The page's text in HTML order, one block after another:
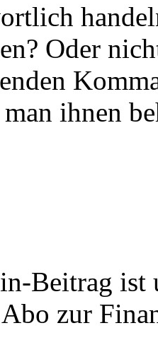
Oder
ihnen
Beitrag ist
zur